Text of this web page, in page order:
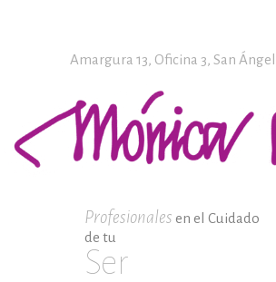
Amargura 13, Oficina 3, San Ángel,
Profesionales en el Cuidado
de tu
Ser